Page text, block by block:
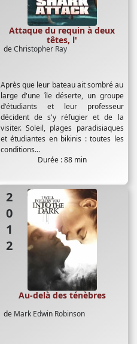
deChristopher Ray
Attaque du requin à deux
têtes, l'
Après que leur bateau ait sombré au
large d'une île déserte, un groupe
d'étudiants et leur professeur
décident de s'y réfugier et de la
visiter. Soleil, plages paradisiaques
et étudiantes en bikinis : toutes les
conditions...
Durée : 88 min
2012
de Mark Edwin Robinson
Au-delà des ténèbres